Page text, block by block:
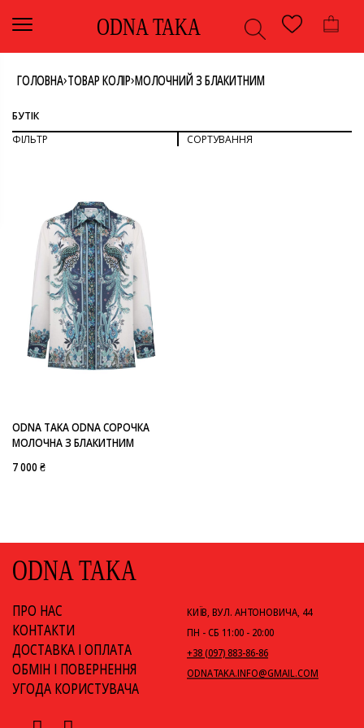
ODNA TAKA
ГОЛОВНА›ТОВАР КОЛІР›МОЛОЧНИЙ З БЛАКИТНИМ
БУТІК
ФІЛЬТР
СОРТУВАННЯ
ВЕРХ
ОДЯГ
СОРОЧКА
КОЛІР
МОЛОЧНИЙ З БЛАКИТНИМ
РОЗМІР
M
БРЕНД
СОРТУВАТИ ЗА ЦІНОЮ: ВІД НИЖЧОЇ ДО ВИЩОЇ
СОРТУВАТИ ЗА ЦІНОЮ: ВІД ВИЩОЇ ДО НИЖЧОЇ
ODNA TAKA ODNA СОРОЧКА
МОЛОЧНА З БЛАКИТНИМ
7 000 ₴
ODNA TAKA
ПРО НАС
КОНТАКТИ
ДОСТАВКА І ОПЛАТА
ОБМІН І ПОВЕРНЕННЯ
УГОДА КОРИСТУВАЧА
КИЇВ, ВУЛ. АНТОНОВИЧА, 44
ПН - СБ 11:00 - 20:00
+38 (097) 883-86-86
ODNATAKA.INFO@GMAIL.COM